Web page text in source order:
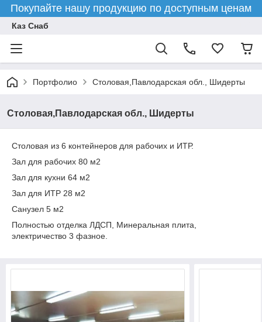
Покупайте нашу продукцию по доступным ценам
Каз Снаб
Портфолио Столовая,Павлодарская обл., Шидерты
Столовая,Павлодарская обл., Шидерты
Столовая из 6 контейнеров для рабочих и ИТР.
Зал для рабочих 80 м2
Зал для кухни 64 м2
Зал для ИТР 28 м2
Санузел 5 м2
Полностью отделка ЛДСП, Минеральная плита,
электричество 3 фазное.